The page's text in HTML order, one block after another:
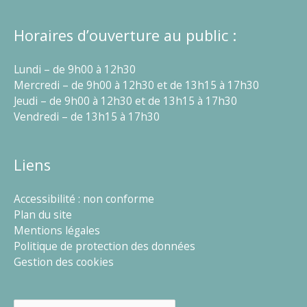
Horaires d’ouverture au public :
Lundi – de 9h00 à 12h30
Mercredi – de 9h00 à 12h30 et de 13h15 à 17h30
Jeudi – de 9h00 à 12h30 et de 13h15 à 17h30
Vendredi – de 13h15 à 17h30
Liens
Accessibilité : non conforme
Plan du site
Mentions légales
Politique de protection des données
Gestion des cookies